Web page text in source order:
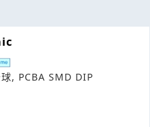
, PCBA SMD DIP